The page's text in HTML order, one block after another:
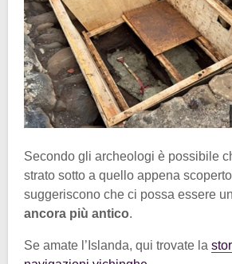
Secondo gli archeologi è possibile
strato sotto a quello appena
suggeriscono che ci possa essere
ancora più antico.
Se amate l’Islanda, qui trovate la